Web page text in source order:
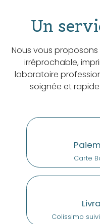
Un
Nous vous
irréprochable,
laboratoire
soignée et
Carte
Colissimo